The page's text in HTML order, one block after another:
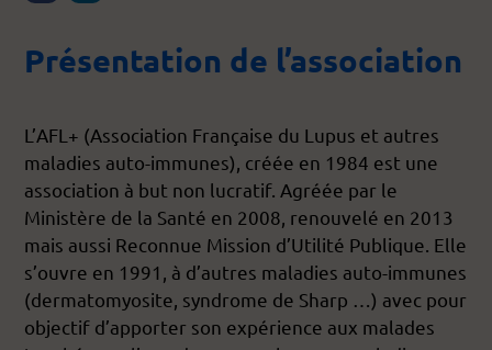
Présentation de l’association
L’AFL+ (Association Française du Lupus et autres
maladies auto-immunes), créée en 1984 est une
association à but non lucratif. Agréée par le
Ministère de la Santé en 2008, renouvelé en 2013
mais aussi Reconnue Mission d’Utilité Publique. Elle
s’ouvre en 1991, à d’autres maladies auto-immunes
(dermatomyosite, syndrome de Sharp …) avec pour
objectif d’apporter son expérience aux malades